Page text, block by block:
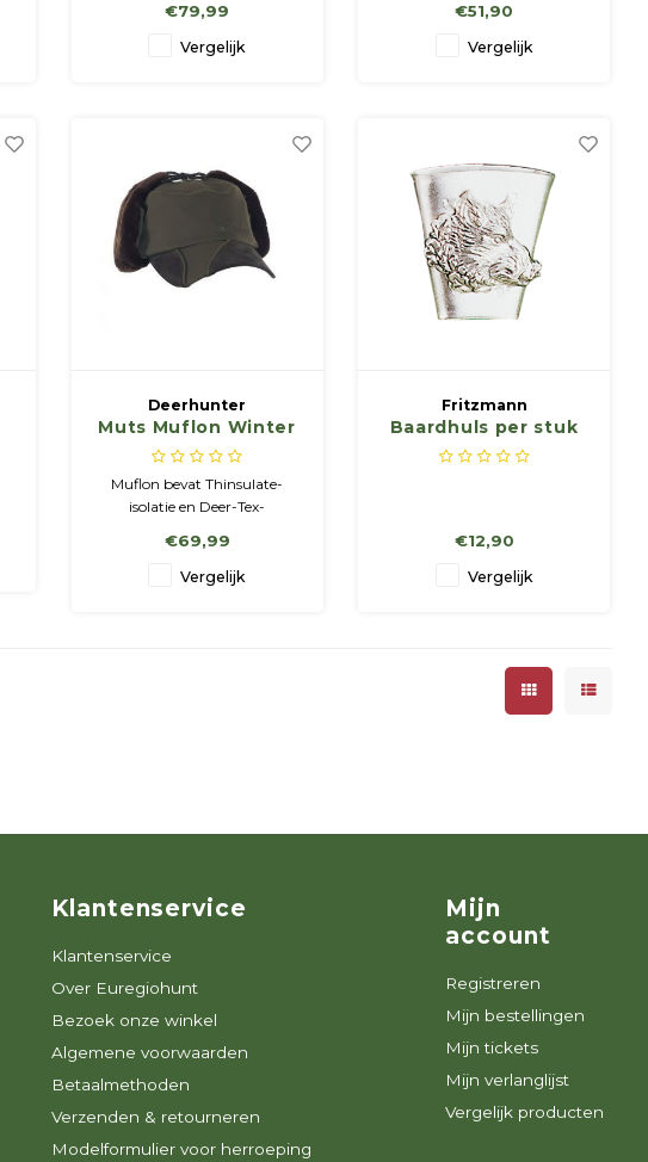
van 100% wol.
€79,99
Vergelijk
uitgebreide assortiment
jachtkleding, dat voldoet aan
€51,90
Vergelijk
Deerhunter
Muts Muflon Winter
Muflon bevat Thinsulate-
isolatie en Deer-Tex-
van vijf jaar. Het assortiment
is verkrijgbaar in twee
€69,99
Vergelijk
Fritzmann
Baardhuls per stuk
€12,90
Vergelijk
Klantenservice
Klantenservice
Over Euregiohunt
Bezoek onze winkel
Algemene voorwaarden
Betaalmethoden
Verzenden & retourneren
Modelformulier voor herroeping
Mijn
account
Registreren
Mijn bestellingen
Mijn tickets
Mijn verlanglijst
Vergelijk producten